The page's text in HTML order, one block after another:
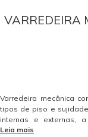
VARREDEIRA
Varredeira mecânica
tipos de piso e
internas e externas,
ergonômico, com alça
Leia mais